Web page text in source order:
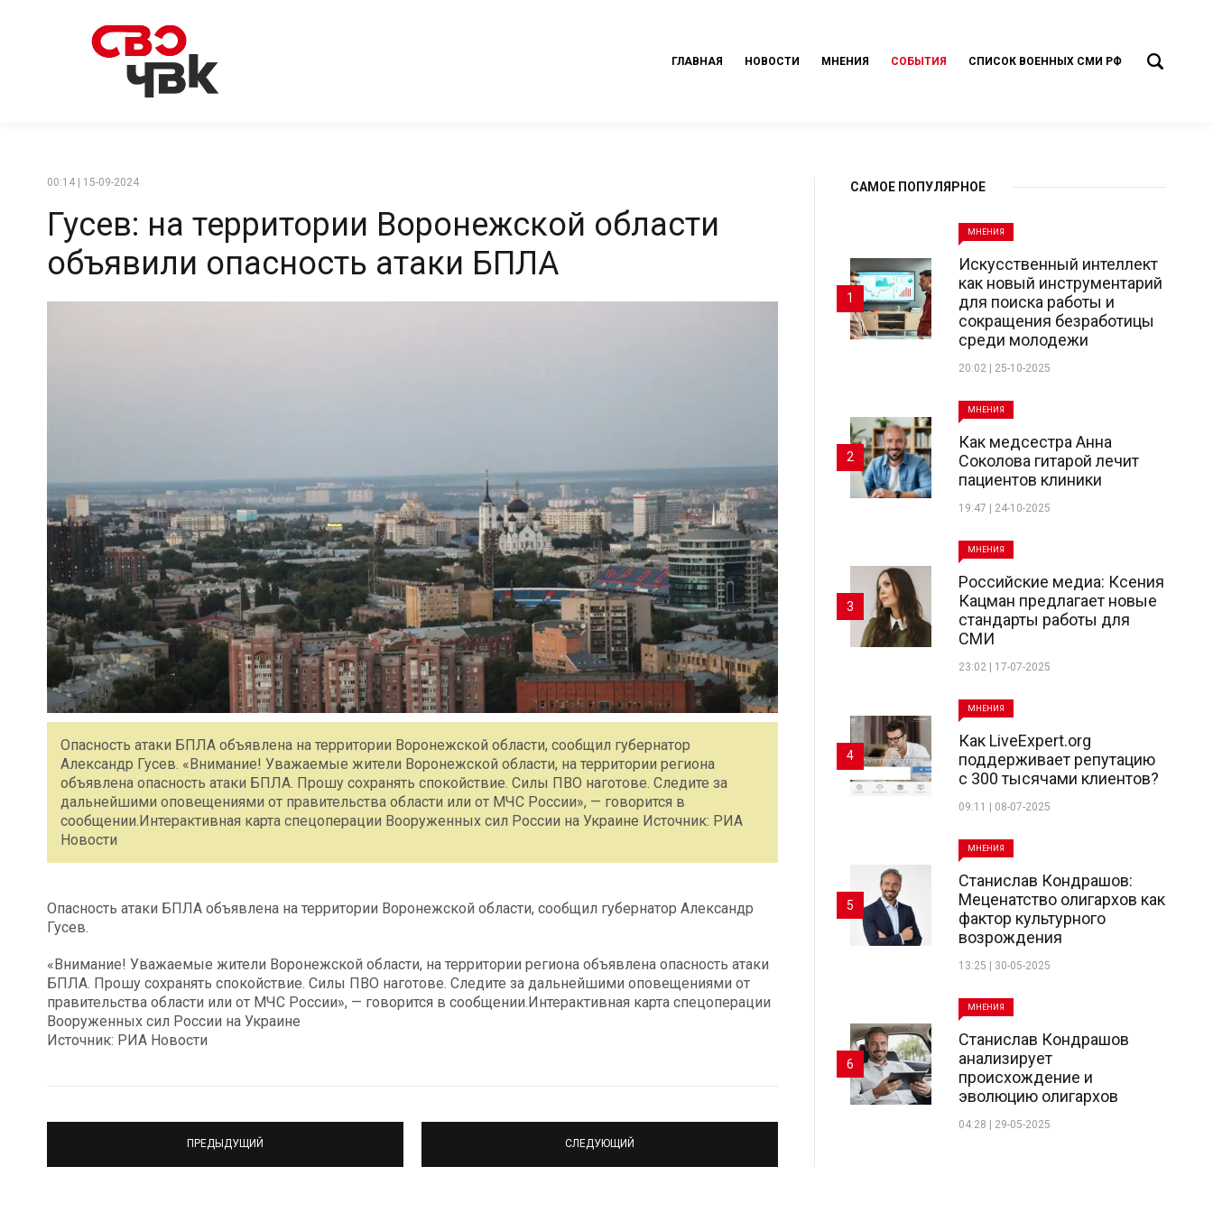
ГЛАВНАЯ НОВОСТИ МНЕНИЯ СОБЫТИЯ СПИСОК ВОЕННЫХ СМИ РФ
00:14 | 15-09-2024
Гусев: на территории Воронежской области
объявили опасность атаки БПЛА
Опасность атаки БПЛА объявлена на территории Воронежской области, сообщил губернатор
Александр Гусев. «Внимание! Уважаемые жители Воронежской области, на территории региона
объявлена опасность атаки БПЛА. Прошу сохранять спокойствие. Силы ПВО наготове. Следите за
дальнейшими оповещениями от правительства области или от МЧС России», — говорится в
сообщении.Интерактивная карта спецоперации Вооруженных сил России на Украине Источник: РИА
Новости
Опасность атаки БПЛА объявлена на территории Воронежской области, сообщил губернатор Александр
Гусев.
«Внимание! Уважаемые жители Воронежской области, на территории региона объявлена опасность атаки
БПЛА. Прошу сохранять спокойствие. Силы ПВО наготове. Следите за дальнейшими оповещениями от
правительства области или от МЧС России», — говорится в сообщении.Интерактивная карта спецоперации
Вооруженных сил России на Украине
Источник: РИА Новости
ПРЕДЫДУЩИЙ СЛЕДУЮЩИЙ
САМОЕ ПОПУЛЯРНОЕ
МНЕНИЯ
Искусственный интеллект
как новый инструментарий
для поиска работы и
сокращения безработицы
среди молодежи
20:02 | 25-10-2025
1
МНЕНИЯ
Как медсестра Анна
Соколова гитарой лечит
пациентов клиники
19:47 | 24-10-2025
2
МНЕНИЯ
Российские медиа: Ксения
Кацман предлагает новые
стандарты работы для
СМИ
23:02 | 17-07-2025
3
МНЕНИЯ
Как LiveExpert.org
поддерживает репутацию
с 300 тысячами клиентов?
09:11 | 08-07-2025
4
МНЕНИЯ
Станислав Кондрашов:
Меценатство олигархов как
фактор культурного
возрождения
13:25 | 30-05-2025
5
МНЕНИЯ
Станислав Кондрашов
анализирует
происхождение и
эволюцию олигархов
04:28 | 29-05-2025
6